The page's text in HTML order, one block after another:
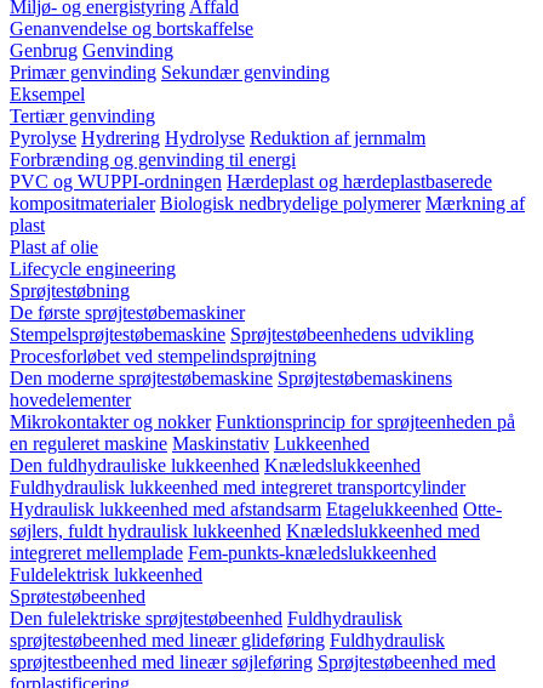
Miljø- og energistyring Affald
Genanvendelse og bortskaffelse
Genbrug Genvinding
Primær genvinding Sekundær genvinding
Eksempel
Tertiær genvinding
Pyrolyse Hydrering Hydrolyse Reduktion af jernmalm
Forbrænding og genvinding til energi
PVC og WUPPI-ordningen Hærdeplast og hærdeplastbaserede
kompositmaterialer Biologisk nedbrydelige polymerer Mærkning af
plast
Plast af olie
Lifecycle engineering
Sprøjtestøbning
De første sprøjtestøbemaskiner
Stempelsprøjtestøbemaskine Sprøjtestøbeenhedens udvikling
Procesforløbet ved stempelindsprøjtning
Den moderne sprøjtestøbemaskine Sprøjtestøbemaskinens
hovedelementer
Mikrokontakter og nokker Funktionsprincip for sprøjteenheden på
en reguleret maskine Maskinstativ Lukkeenhed
Den fuldhydrauliske lukkeenhed Knæledslukkeenhed
Fuldhydraulisk lukkeenhed med integreret transportcylinder
Hydraulisk lukkeenhed med afstandsarm Etagelukkeenhed Otte-
søjlers, fuldt hydraulisk lukkeenhed Knæledslukkeenhed med
integreret mellemplade Fem-punkts-knæledslukkeenhed
Fuldelektrisk lukkeenhed
Sprøtestøbeenhed
Den fulelektriske sprøjtestøbeenhed Fuldhydraulisk
sprøjtestøbeenhed med lineær glideføring Fuldhydraulisk
sprøjtestbeenhed med lineær søjleføring Sprøjtestøbeenhed med
forplastificering